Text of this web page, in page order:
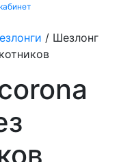
кабинет
/ Шезлонг